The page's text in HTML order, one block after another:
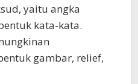
yaitu angka
kata-kata.
gambar, relief,